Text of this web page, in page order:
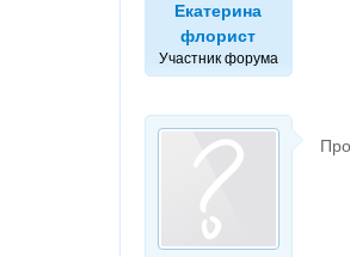
Екатерина
флорист
Участник форума